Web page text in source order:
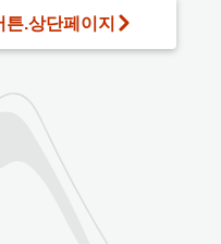
.상단페이지